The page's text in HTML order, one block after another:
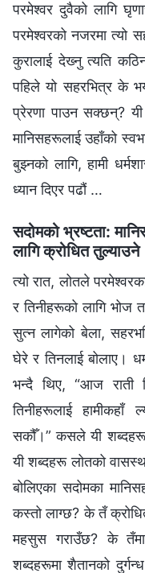
परमेश्‍वर दुवैको लागि
परमेश्‍वरको नजरमा त्यो
कुरालाई देख्‍नु त्यति
पहिले यो सहरभित्र के
प्रेरणा पाउन सक्छन्? यी
मानिसहरूलाई उहाँको
बुझ्‍नको लागि, हामी
ध्यान दिएर पढौं …
सदोमको भ्रष्टता:
लागि क्रोधित तुल्याउने
त्यो रात, लोतले
र तिनीहरूको लागि भोज
सुत्‍न लागेको बेला,
घेरे र तिनलाई बोलाए।
भन्दै थिए, “आज राती
तिनीहरूलाई हामीकहाँ
सकौँ।” कसले यी शब्‍दहरू
यी शब्‍दहरू लोतको
बोलिएका सदोमका
कस्तो लाग्छ? के तँ
महसुस गराउँछ? के
शब्‍दहरूमा शैतानको